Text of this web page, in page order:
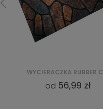
od 56,99 zł